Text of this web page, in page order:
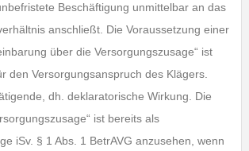
Beschäftigung unmittelbar an das
anschließt. Die Voraussetzung einer
über die Versorgungszusage“ ist
den Versorgungsanspruch des Klägers.
dh. deklaratorische Wirkung. Die
ist bereits als
iSv. § 1 Abs. 1 BetrAVG anzusehen, wenn